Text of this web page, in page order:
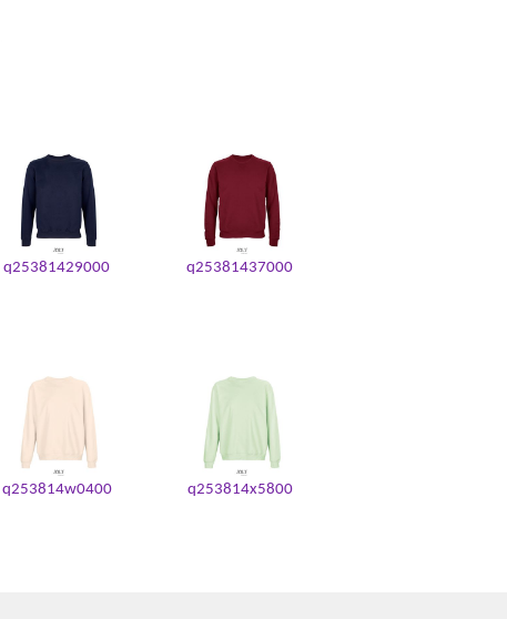
q25381429000 q25381437000
q253814w0400 q253814x5800